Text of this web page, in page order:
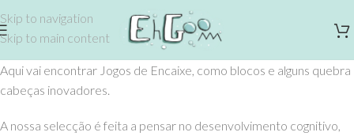
Skip to navigation
Skip to main content
Aqui vai encontrar Jogos de Encaixe, como blocos e alguns quebra
cabeças inovadores.
A nossa selecção é feita a pensar no desenvolvimento cognitivo,